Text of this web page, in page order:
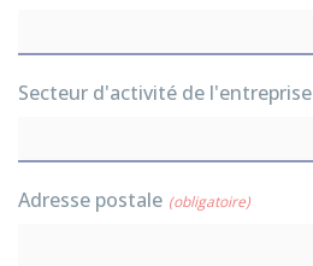
Secteur d'activité de l'entreprise
Adresse postale (obligatoire)